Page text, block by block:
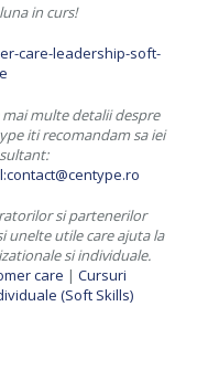
in curs!
multe detalii despre
iti recomandam sa iei
si partenerilor
unelte utile care ajuta la
si individuale.
care | Cursuri
(Soft Skills)